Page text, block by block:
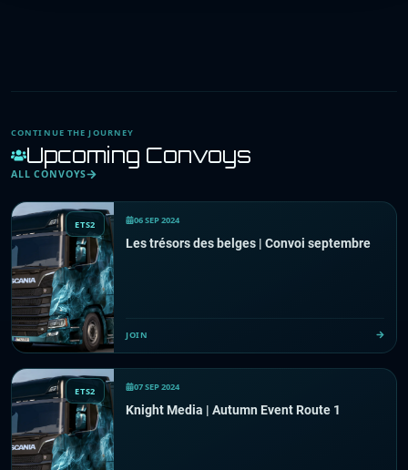
CONTINUE THE JOURNEY
Upcoming Convoys
ALL CONVOYS
ETS2 06 SEP 2024
Les trésors des belges | Convoi septembre
JOIN
ETS2 07 SEP 2024
Knight Media | Autumn Event Route 1